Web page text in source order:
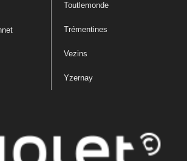
Toutlemonde
Trémentines
Vezins
Yzernay